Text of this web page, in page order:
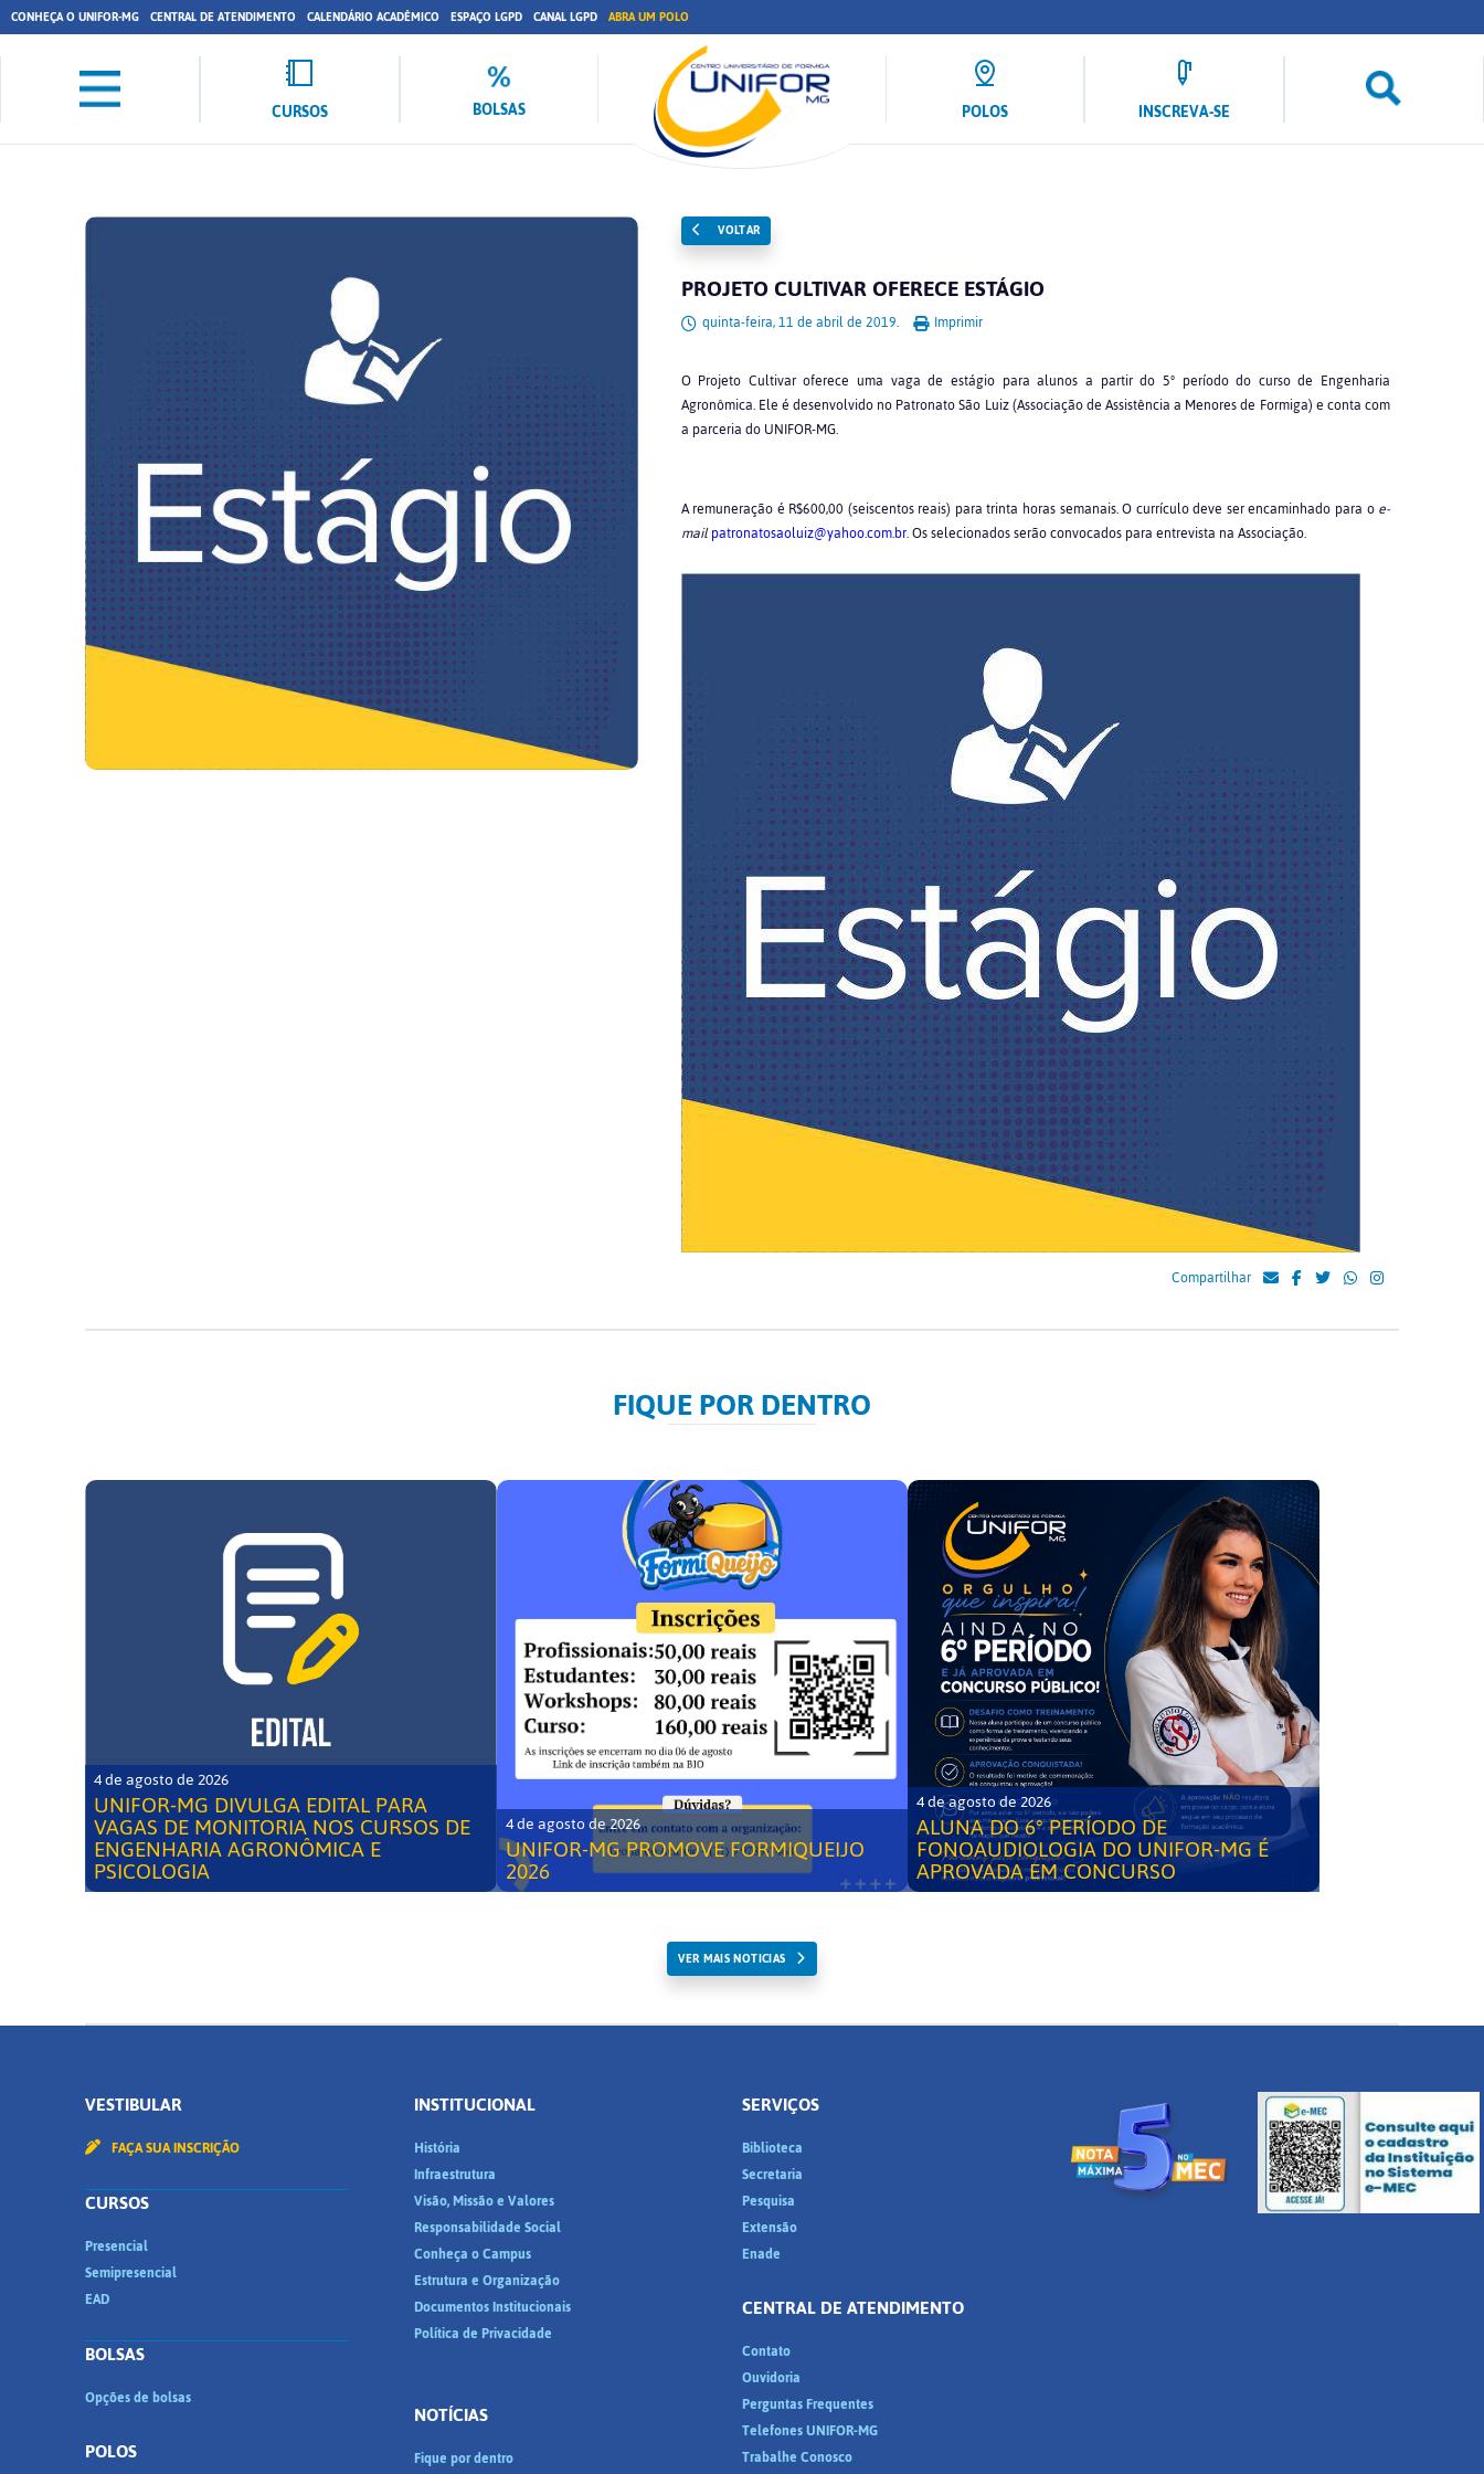
CONHEÇA O UNIFOR-MG CENTRAL DE ATENDIMENTO CALENDÁRIO ACADÊMICO ESPAÇO LGPD CANAL LGPD ABRA UM POLO
CURSOS BOLSAS POLOS INSCREVA-SE
VOLTAR
PROJETO CULTIVAR OFERECE ESTÁGIO
quinta-feira, 11 de abril de 2019. Imprimir
O Projeto Cultivar oferece uma vaga de estágio para alunos a partir do 5° período do curso de Engenharia
Agronômica. Ele é desenvolvido no Patronato São Luiz (Associação de Assistência a Menores de Formiga) e conta com
a parceria do UNIFOR-MG.
A remuneração é R$600,00 (seiscentos reais) para trinta horas semanais. O currículo deve ser encaminhado para oe-
mailpatronatosaoluiz@yahoo.com.br. Os selecionados serão convocados para entrevista na Associação.
Compartilhar
FIQUE POR DENTRO
4 de agosto de 2026
UNIFOR-MG DIVULGA EDITAL PARA
VAGAS DE MONITORIA NOS CURSOS DE
ENGENHARIA AGRONÔMICA E
PSICOLOGIA
4 de agosto de 2026
UNIFOR-MG PROMOVE FORMIQUEIJO
2026
4 de agosto de 2026
ALUNA DO 6° PERÍODO DE
FONOAUDIOLOGIA DO UNIFOR-MG É
APROVADA EM CONCURSO
VER MAIS NOTICIAS
VESTIBULAR
FAÇA SUA INSCRIÇÃO
CURSOS
Presencial
Semipresencial
EAD
BOLSAS
Opções de bolsas
POLOS
INSTITUCIONAL
História
Infraestrutura
Visão, Missão e Valores
Responsabilidade Social
Conheça o Campus
Estrutura e Organização
Documentos Institucionais
Política de Privacidade
NOTÍCIAS
Fique por dentro
SERVIÇOS
Biblioteca
Secretaria
Pesquisa
Extensão
Enade
CENTRAL DE ATENDIMENTO
Contato
Ouvidoria
Perguntas Frequentes
Telefones UNIFOR-MG
Trabalhe Conosco